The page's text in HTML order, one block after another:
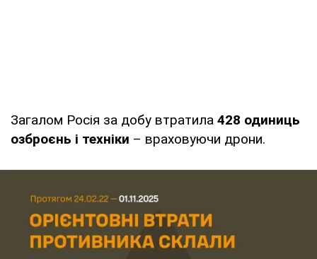
Загалом Росія за добу втратила 428 одиниць
озброєнь і техніки – враховуючи дрони.